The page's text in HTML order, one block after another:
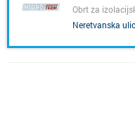
Obrt za
Neretvanska